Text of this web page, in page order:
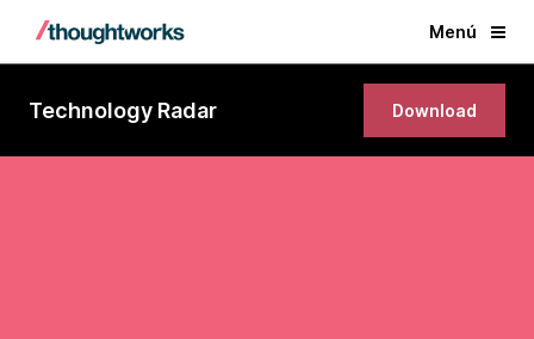
Menú
Technology Radar Download